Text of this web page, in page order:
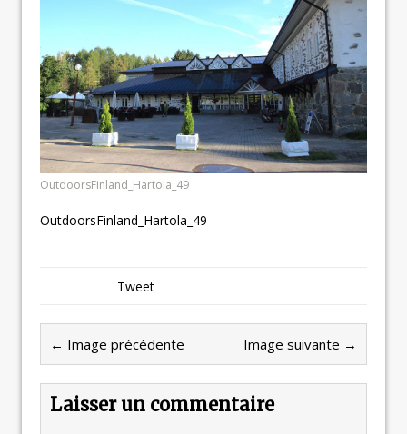
OutdoorsFinland_Hartola_49
OutdoorsFinland_Hartola_49
Tweet
← Image précédente Image suivante →
Laisser un commentaire